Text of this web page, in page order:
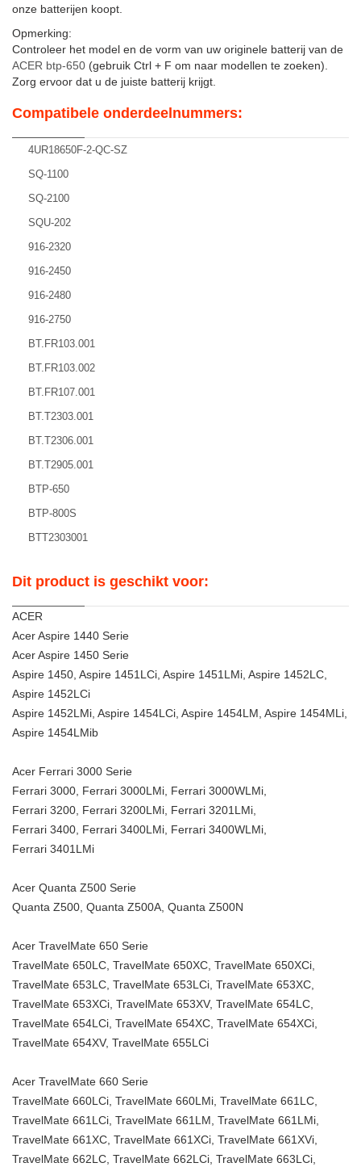
onze batterijen koopt.
Opmerking:
Controleer het model en de vorm van uw originele batterij van de
ACER btp-650 (gebruik Ctrl + F om naar modellen te zoeken).
Zorg ervoor dat u de juiste batterij krijgt.
Compatibele onderdeelnummers:
4UR18650F-2-QC-SZ
SQ-1100
SQ-2100
SQU-202
916-2320
916-2450
916-2480
916-2750
BT.FR103.001
BT.FR103.002
BT.FR107.001
BT.T2303.001
BT.T2306.001
BT.T2905.001
BTP-650
BTP-800S
BTT2303001
Dit product is geschikt voor:
ACER
Acer Aspire 1440 Serie
Acer Aspire 1450 Serie
Aspire 1450, Aspire 1451LCi, Aspire 1451LMi, Aspire 1452LC,
Aspire 1452LCi
Aspire 1452LMi, Aspire 1454LCi, Aspire 1454LM, Aspire 1454MLi,
Aspire 1454LMib
Acer Ferrari 3000 Serie
Ferrari 3000, Ferrari 3000LMi, Ferrari 3000WLMi,
Ferrari 3200, Ferrari 3200LMi, Ferrari 3201LMi,
Ferrari 3400, Ferrari 3400LMi, Ferrari 3400WLMi,
Ferrari 3401LMi
Acer Quanta Z500 Serie
Quanta Z500, Quanta Z500A, Quanta Z500N
Acer TravelMate 650 Serie
TravelMate 650LC, TravelMate 650XC, TravelMate 650XCi,
TravelMate 653LC, TravelMate 653LCi, TravelMate 653XC,
TravelMate 653XCi, TravelMate 653XV, TravelMate 654LC,
TravelMate 654LCi, TravelMate 654XC, TravelMate 654XCi,
TravelMate 654XV, TravelMate 655LCi
Acer TravelMate 660 Serie
TravelMate 660LCi, TravelMate 660LMi, TravelMate 661LC,
TravelMate 661LCi, TravelMate 661LM, TravelMate 661LMi,
TravelMate 661XC, TravelMate 661XCi, TravelMate 661XVi,
TravelMate 662LC, TravelMate 662LCi, TravelMate 663LCi,